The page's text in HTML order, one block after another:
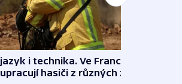
i technika. Ve Francii
hasiči z různých zemí